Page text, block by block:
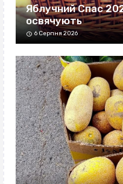
Яблучний Спас
освячують
6 Серпня 2026